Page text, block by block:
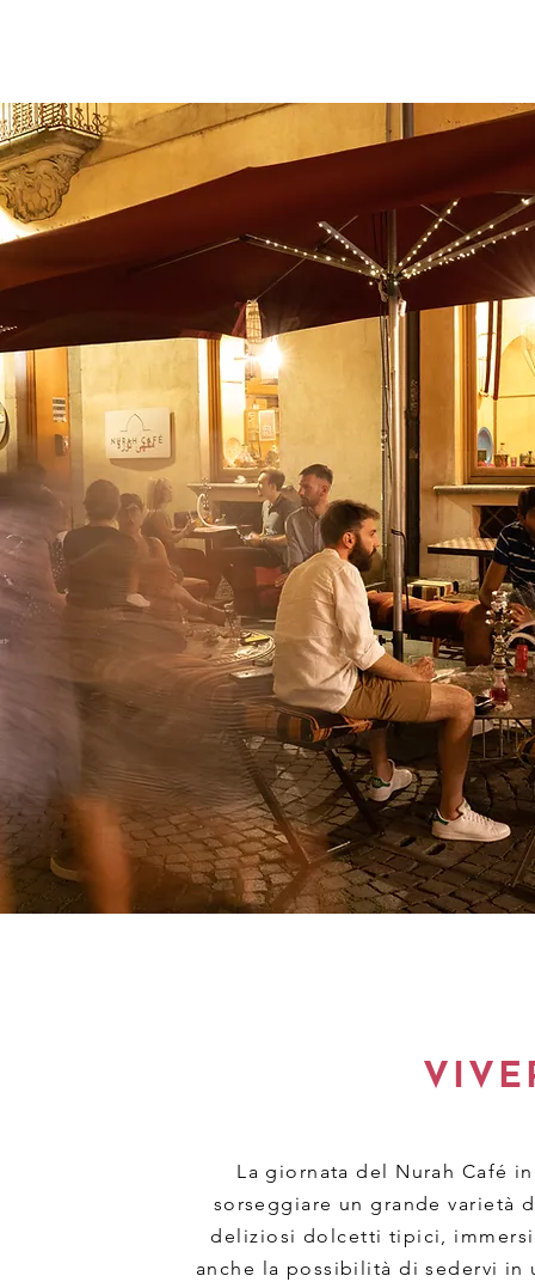
La giornata del Nurah Café
sorseggiare un grande varietà
deliziosi dolcetti tipici, immersi
anche la possibilità di sedervi in